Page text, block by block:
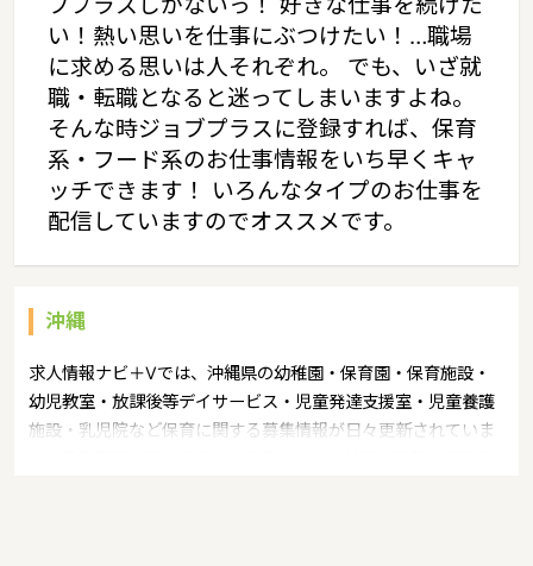
い！熱い思いを仕事にぶつけたい！…職場
に求める思いは人それぞれ。 でも、いざ就
職・転職となると迷ってしまいますよね。
そんな時ジョブプラスに登録すれば、保育
系・フード系のお仕事情報をいち早くキャ
ッチできます！ いろんなタイプのお仕事を
配信していますのでオススメです。
沖縄
求人情報ナビ＋Vでは、沖縄県の幼稚園・保育園・保育施設・
幼児教室・放課後等デイサービス・児童発達支援室・児童養護
施設・乳児院など保育に関する募集情報が日々更新されていま